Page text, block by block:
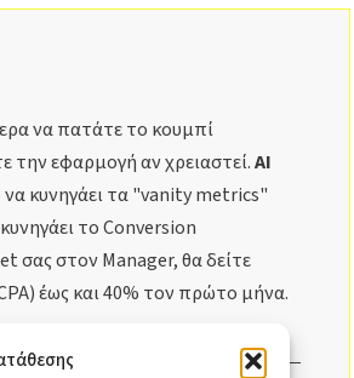
να πατάτε το κουμπί
εφαρμογή αν χρειαστεί.AI
κυνηγάει τα "vanity metrics"
το Conversion
σας στον Manager, θα δείτε
έως και 40% τον πρώτο μήνα.